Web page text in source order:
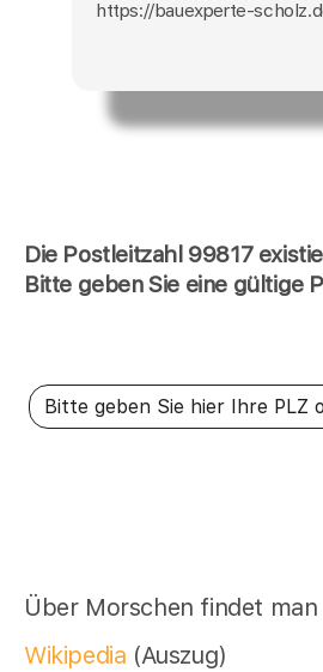
Die Postleitzahl 99817
Bitte geben Sie eine gültige
Über Morschen findet man
Wikipedia (Auszug)
https://bauexperte-